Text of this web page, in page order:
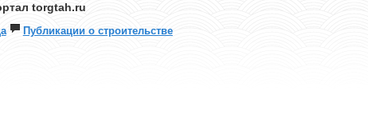
torgtah.ru
Публикации о строительстве